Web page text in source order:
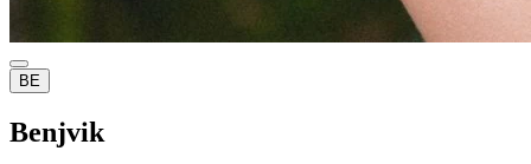
BE
Benjvik